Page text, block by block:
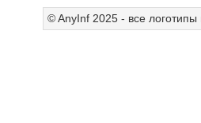
© AnyInf 2025 - все